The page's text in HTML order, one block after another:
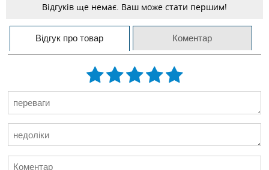
Відгуків ще немає. Ваш може стати першим!
Відгук про товар Коментар